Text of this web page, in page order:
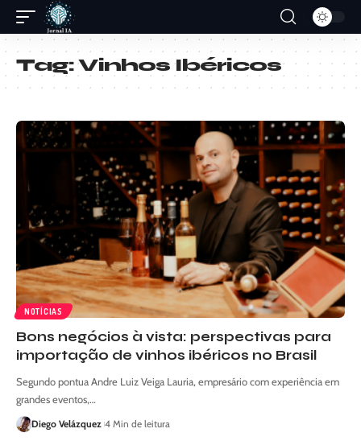
Tag:Vinhos Ibéricos
NOTÍCIAS
Bons negócios à vista: perspectivas para
importação de vinhos ibéricos no Brasil
Segundo pontua Andre Luiz Veiga Lauria, empresário com experiência em
grandes eventos,…
Diego Velázquez 4 Min de leitura